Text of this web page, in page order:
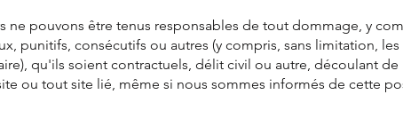
ne pouvons être tenus responsables de tout dommage, y
punitifs, consécutifs ou autres (y compris, sans limitation,
qu'ils soient contractuels, délit civil ou autre, découlant
ou tout site lié, même si nous sommes informés de cette